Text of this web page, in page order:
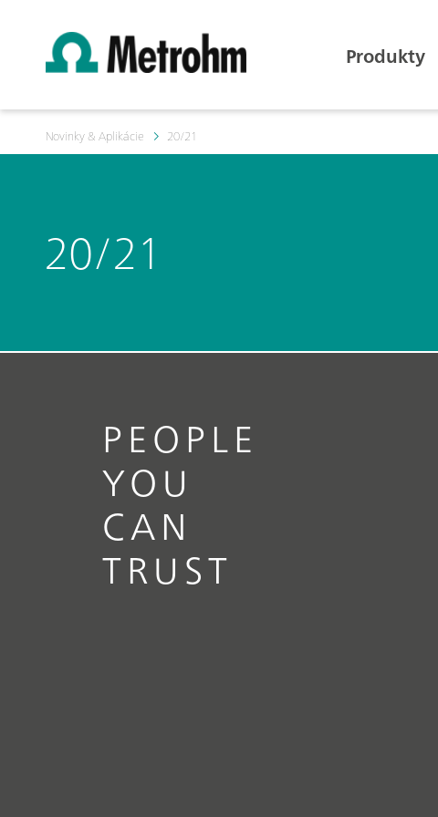
Produkty
Novinky & Aplikácie 20/21
20/21
PEOPLE
YOU
CAN
TRUST